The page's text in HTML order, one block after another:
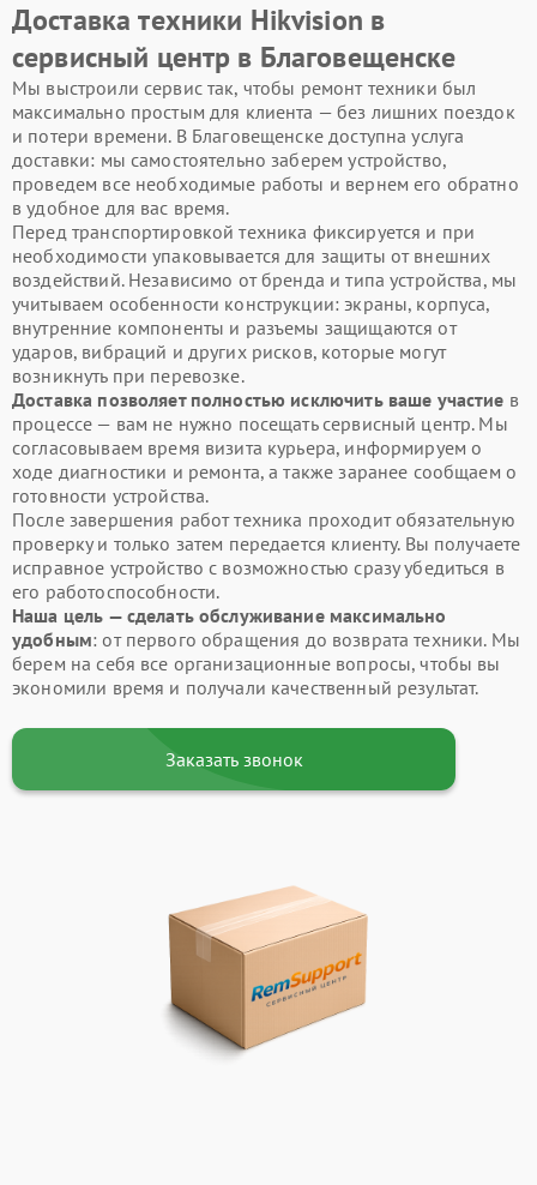
Доставка техники Hikvision в
сервисный центр в Благовещенске
Мы выстроили сервис так, чтобы ремонт техники был
максимально простым для клиента — без лишних поездок
и потери времени. В Благовещенске доступна услуга
доставки: мы самостоятельно заберем устройство,
проведем все необходимые работы и вернем его обратно
в удобное для вас время.
Перед транспортировкой техника фиксируется и при
необходимости упаковывается для защиты от внешних
воздействий. Независимо от бренда и типа устройства, мы
учитываем особенности конструкции: экраны, корпуса,
внутренние компоненты и разъемы защищаются от
ударов, вибраций и других рисков, которые могут
возникнуть при перевозке.
Доставка позволяет полностью исключить ваше участие в
процессе — вам не нужно посещать сервисный центр. Мы
согласовываем время визита курьера, информируем о
ходе диагностики и ремонта, а также заранее сообщаем о
готовности устройства.
После завершения работ техника проходит обязательную
проверку и только затем передается клиенту. Вы получаете
исправное устройство с возможностью сразу убедиться в
его работоспособности.
Наша цель — сделать обслуживание максимально
удобным: от первого обращения до возврата техники. Мы
берем на себя все организационные вопросы, чтобы вы
экономили время и получали качественный результат.
Заказать звонок